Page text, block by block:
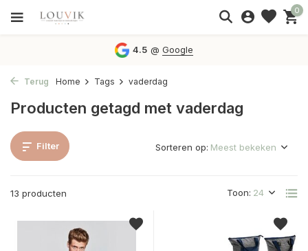
0
4.5 @Google
Terug Home Tags vaderdag
Producten getagd met vaderdag
Filter
13 producten Toon:
Sorteren op: